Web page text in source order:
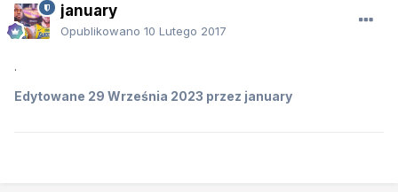
january
Opublikowano 10 Lutego 2017
.
Edytowane 29 Września 2023 przez january